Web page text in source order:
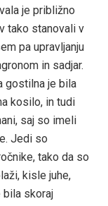
je približno
tako stanovali v
pa upravljanju
in sadjar.
gostilna je bila
kosilo, in tudi
saj so imeli
Jedi so
tako da so
kisle juhe,
bila skoraj